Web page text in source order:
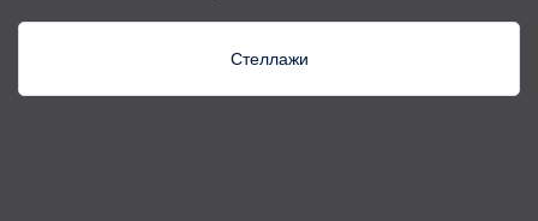
Стеллажи